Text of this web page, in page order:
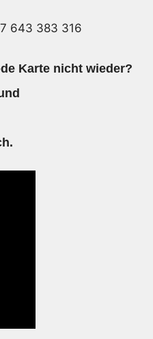
643 383 316
Karte nicht wieder?